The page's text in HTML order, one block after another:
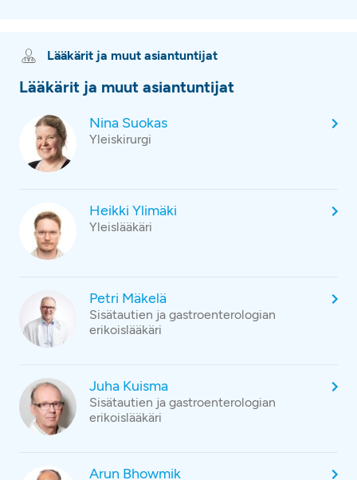
Lääkärit ja muut asiantuntijat
Lääkärit ja muut asiantuntijat
Nina Suokas
Yleiskirurgi
Heikki Ylimäki
Yleislääkäri
Petri Mäkelä
Sisätautien ja gastroenterologian
erikoislääkäri
Juha Kuisma
Sisätautien ja gastroenterologian
erikoislääkäri
Arun Bhowmik